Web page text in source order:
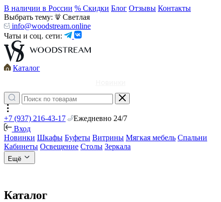
В наличии в России % Скидки Блог Отзывы Контакты
Выбрать тему:
Светлая
info@woodstream.online
Чаты и соц. сети:
Каталог
+7 (937) 216-43-17
Ежедневно 24/7
Вход
Новинки Шкафы Буфеты Витрины Мягкая мебель Спальни
Кабинеты Освещение Столы Зеркала
Ещё
Каталог